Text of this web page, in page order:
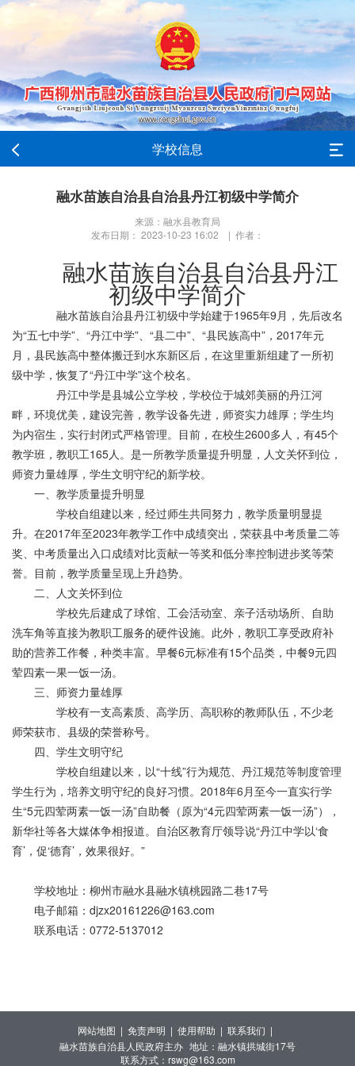
学校信息
融水苗族自治县自治县丹江初级中学简介
来源：融水县教育局
发布日期： 2023-10-23 16:02 | 作者：
融水苗族自治县自治县丹江
初级中学简介
融水苗族自治县丹江初级中学始建于1965年9月，先后改名
为“五七中学”、“丹江中学”、“县二中”、“县民族高中”，2017年元
月，县民族高中整体搬迁到水东新区后，在这里重新组建了一所初
级中学，恢复了“丹江中学”这个校名。
丹江中学是县城公立学校，学校位于城郊美丽的丹江河
畔，环境优美，建设完善，教学设备先进，师资实力雄厚；学生均
为内宿生，实行封闭式严格管理。目前，在校生2600多人，有45个
教学班，教职工165人。是一所教学质量提升明显，人文关怀到位，
师资力量雄厚，学生文明守纪的新学校。
一、教学质量提升明显
学校自组建以来，经过师生共同努力，教学质量明显提
升。在2017年至2023年教学工作中成绩突出，荣获县中考质量二等
奖、中考质量出入口成绩对比贡献一等奖和低分率控制进步奖等荣
誉。目前，教学质量呈现上升趋势。
二、人文关怀到位
学校先后建成了球馆、工会活动室、亲子活动场所、自助
洗车角等直接为教职工服务的硬件设施。此外，教职工享受政府补
助的营养工作餐，种类丰富。早餐6元标准有15个品类，中餐9元四
荤四素一果一饭一汤。
三、师资力量雄厚
学校有一支高素质、高学历、高职称的教师队伍，不少老
师荣获市、县级的荣誉称号。
四、学生文明守纪
学校自组建以来，以“十线”行为规范、丹江规范等制度管理
学生行为，培养文明守纪的良好习惯。2018年6月至今一直实行学
生“5元四荤两素一饭一汤”自助餐（原为“4元四荤两素一饭一汤”），
新华社等各大媒体争相报道。自治区教育厅领导说“丹江中学以‘食
育’，促‘德育’，效果很好。”
学校地址：柳州市融水县融水镇桃园路二巷17号
电子邮箱：djzx20161226@163.com
联系电话：0772-5137012
网站地图 | 免责声明 | 使用帮助 | 联系我们 |
融水苗族自治县人民政府主办 地址：融水镇拱城街17号
联系方式：rswg@163.com